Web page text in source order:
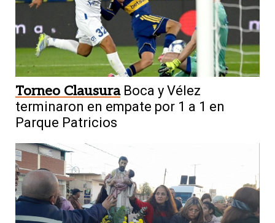
Torneo Clausura Boca y Vélez
terminaron en empate por 1 a 1 en
Parque Patricios